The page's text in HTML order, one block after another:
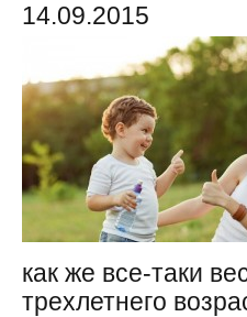
14.09.2015
как же все-таки
трехлетнего